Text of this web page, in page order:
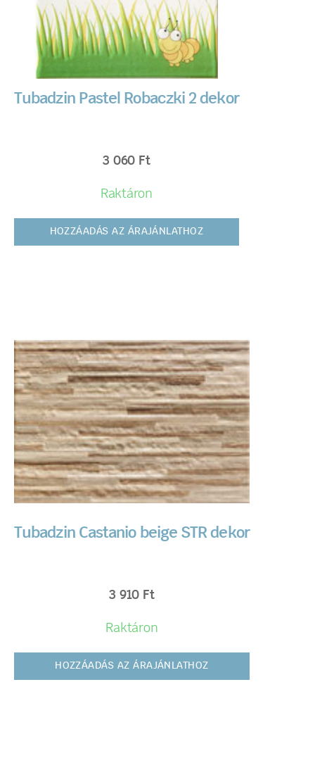
Tubadzin Pastel Robaczki 2 dekor
3 060 Ft
Raktáron
HOZZÁADÁS AZ ÁRAJÁNLATHOZ
Tubadzin Castanio beige STR dekor
3 910 Ft
Raktáron
HOZZÁADÁS AZ ÁRAJÁNLATHOZ